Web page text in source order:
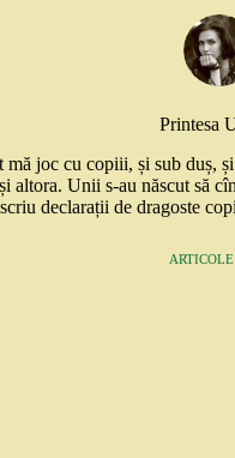
Printesa
joc cu copiii, și sub duș,
altora. Unii s-au născut să
declarații de dragoste